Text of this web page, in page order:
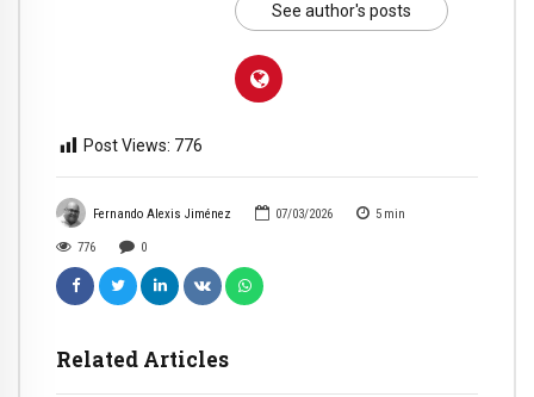
Fernando Alexis Jiménez 07/03/2026 5 min
776 0
Related Articles
See author's posts
Post Views: 776